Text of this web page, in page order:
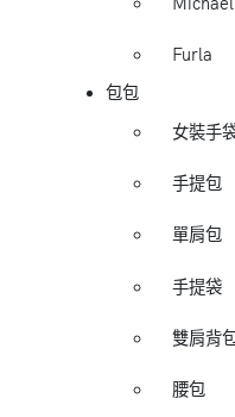
Furla
包包
女裝手
手提包
單肩包
手提袋
雙肩背
腰包